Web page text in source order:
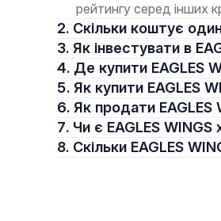
рейтингу серед інших
2. Скільки коштує
3. Як інвестувати в
4. Де купити EAGLES
5. Як купити EAGLES
6. Як продати EAGLES
7. Чи є EAGLES
8. Скільки EAGLES